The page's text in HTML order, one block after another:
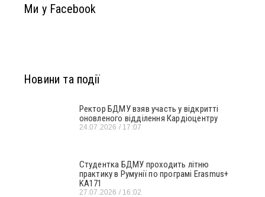
Ми у Facebook
Новини та події
Ректор БДМУ взяв участь у відкритті
оновленого відділення Кардіоцентру
24.07.2026 17:07
Студентка БДМУ проходить літню
практику в Румунії по програмі Erasmus+
KA171
27.07.2026 16:02